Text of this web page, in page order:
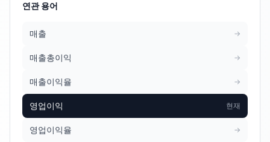
연관 용어
매출 →
매출총이익 →
매출이익율 →
영업이익 현재
영업이익율 →